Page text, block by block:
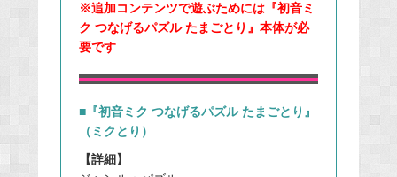
※追加コンテンツで遊ぶためには『初音ミ
ク つなげるパズル たまごとり』本体が必
要です
■『初音ミク つなげるパズル たまごとり』
（ミクとり）
【詳細】